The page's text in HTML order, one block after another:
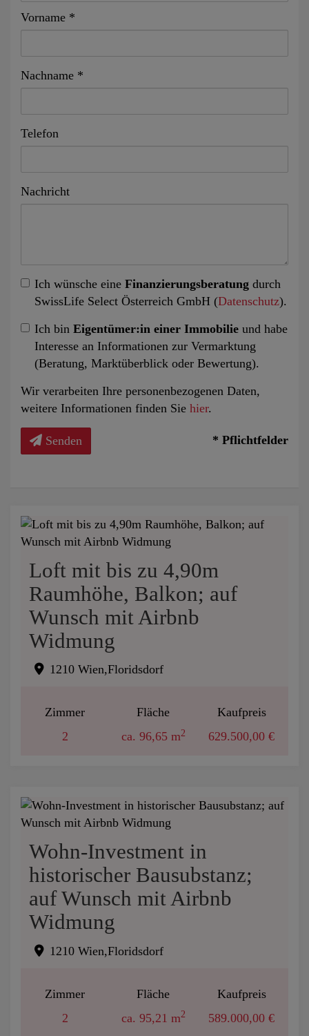
Vorname
Nachname
Telefon
Nachricht
Ich wünsche eine Finanzierungsberatung durch
SwissLife Select Österreich GmbH (Datenschutz).
Ich bin Eigentümer:in einer Immobilie und habe
Interesse an Informationen zur Vermarktung
(Beratung, Marktüberblick oder Bewertung).
Wir verarbeiten Ihre personenbezogenen Daten,
weitere Informationen finden Sie hier.
Senden * Pflichtfelder
Loft mit bis zu 4,90m
Raumhöhe, Balkon; auf
Wunsch mit Airbnb
Widmung
1210 Wien,Floridsdorf
Zimmer
2
Fläche
ca. 96,65 m2
Kaufpreis
629.500,00 €
Wohn-Investment in
historischer Bausubstanz;
auf Wunsch mit Airbnb
Widmung
1210 Wien,Floridsdorf
Zimmer
2
Fläche
ca. 95,21 m2
Kaufpreis
589.000,00 €